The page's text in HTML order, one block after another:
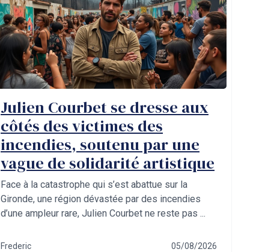
Julien Courbet se dresse aux
côtés des victimes des
incendies, soutenu par une
vague de solidarité artistique
Face à la catastrophe qui s’est abattue sur la
Gironde, une région dévastée par des incendies
d’une ampleur rare, Julien Courbet ne reste pas ...
Frederic 05/08/2026